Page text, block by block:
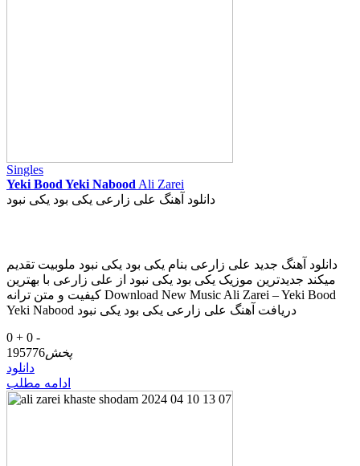
Singles
Yeki Bood Yeki Nabood Ali Zarei
دانلود آهنگ علی زارعی یکی بود یکی نبود
دانلود آهنگ جدید علی زارعی بنام یکی بود یکی نبود ملوبیت تقدیم
میکند جدیدترین موزیک یکی بود یکی نبود از علی زارعی با بهترین
کیفیت و متن ترانه Download New Music Ali Zarei – Yeki Bood
Yeki Nabood دریافت آهنگ علی زارعی یکی بود یکی نبود
0 + 0 -
پخش195776
دانلود
ادامه مطلب